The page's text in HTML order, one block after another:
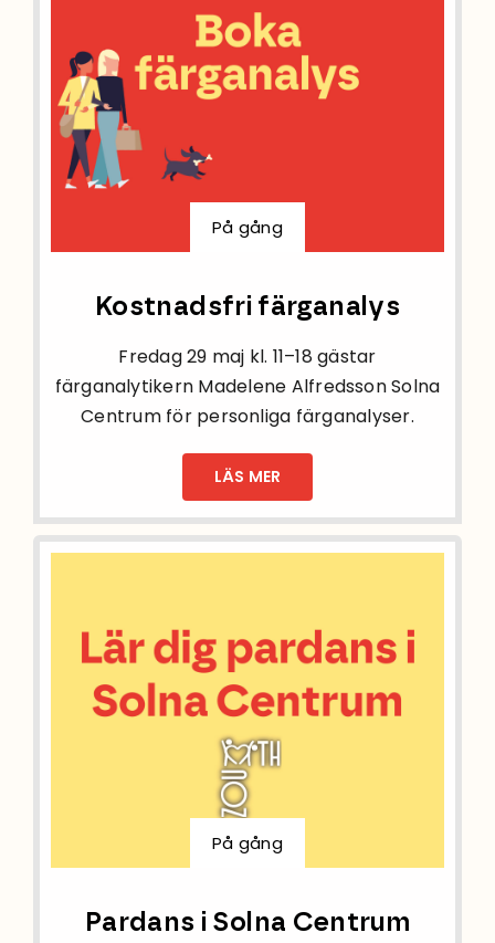
På gång
Kostnadsfri färganalys
Fredag 29 maj kl. 11–18 gästar
färganalytikern Madelene Alfredsson Solna
Centrum för personliga färganalyser.
LÄS MER
På gång
Pardans i Solna Centrum